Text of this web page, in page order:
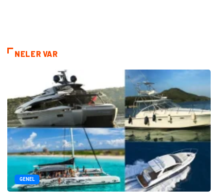
NELER VAR
GENEL